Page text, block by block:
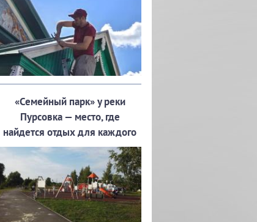
«Семейный парк» у реки
Пурсовка — место, где
найдется отдых для каждого